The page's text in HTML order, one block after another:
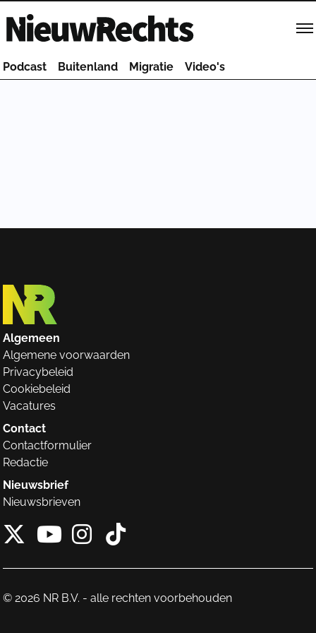
Homepage van NieuwRechts
Podcast Buitenland Migratie Video's
Algemeen
Algemene voorwaarden
Privacybeleid
Cookiebeleid
Vacatures
Contact
Contactformulier
Redactie
Nieuwsbrief
Nieuwsbrieven
X van NieuwRechts
Instagram van
Tiktok van
© 2026 NR B.V. - alle rechten voorbehouden